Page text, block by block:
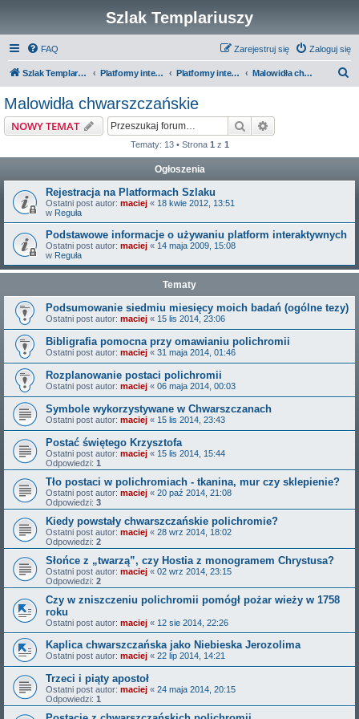
Szlak Templariuszy
FAQ Zaloguj się
Zarejestruj się
Szlak Templariuszy Platformy interaktywne Szlaku Templariuszy Platformy interaktywne - Miejsca związane z Templariuszami Malowidła chwarszczańskie
Malowidła chwarszczańskie
NOWY TEMAT Szukaj
Tematy: 13 • Strona 1 z 1
Ogłoszenia
Rejestracja na Platformach Szlaku
Ostatni post autor: maciej « 18 kwie 2012, 13:51
w Reguła
Podstawowe informacje o używaniu platform interaktywnych
Ostatni post autor: maciej « 14 maja 2009, 15:08
w Reguła
Tematy
Podsumowanie siedmiu miesięcy moich badań (ogólne tezy)
Ostatni post autor: maciej « 15 lis 2014, 23:06
Bibligrafia pomocna przy omawianiu polichromii
Ostatni post autor: maciej « 31 maja 2014, 01:46
Rozplanowanie postaci polichromii
Ostatni post autor: maciej « 06 maja 2014, 00:03
Symbole wykorzystywane w Chwarszczanach
Ostatni post autor: maciej « 15 lis 2014, 23:43
Postać świętego Krzysztofa
Ostatni post autor: maciej « 15 lis 2014, 15:44
Odpowiedzi: 1
Tło postaci w polichromiach - tkanina, mur czy sklepienie?
Ostatni post autor: maciej « 20 paź 2014, 21:08
Odpowiedzi: 3
Kiedy powstały chwarszczańskie polichromie?
Ostatni post autor: maciej « 28 wrz 2014, 18:02
Odpowiedzi: 2
Słońce z „twarzą”, czy Hostia z monogramem Chrystusa?
Ostatni post autor: maciej « 02 wrz 2014, 23:15
Odpowiedzi: 2
Czy w zniszczeniu polichromii pomógł pożar wieży w 1758
roku
Ostatni post autor: maciej « 12 sie 2014, 22:26
Kaplica chwarszczańska jako Niebieska Jerozolima
Ostatni post autor: maciej « 22 lip 2014, 14:21
Trzeci i piąty apostoł
Ostatni post autor: maciej « 24 maja 2014, 20:15
Odpowiedzi: 1